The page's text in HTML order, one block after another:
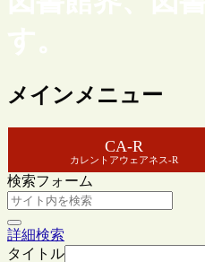
す。
メインメニュー
CA-R
カレントアウェアネス-R
検索フォーム
詳細検索
タイトル